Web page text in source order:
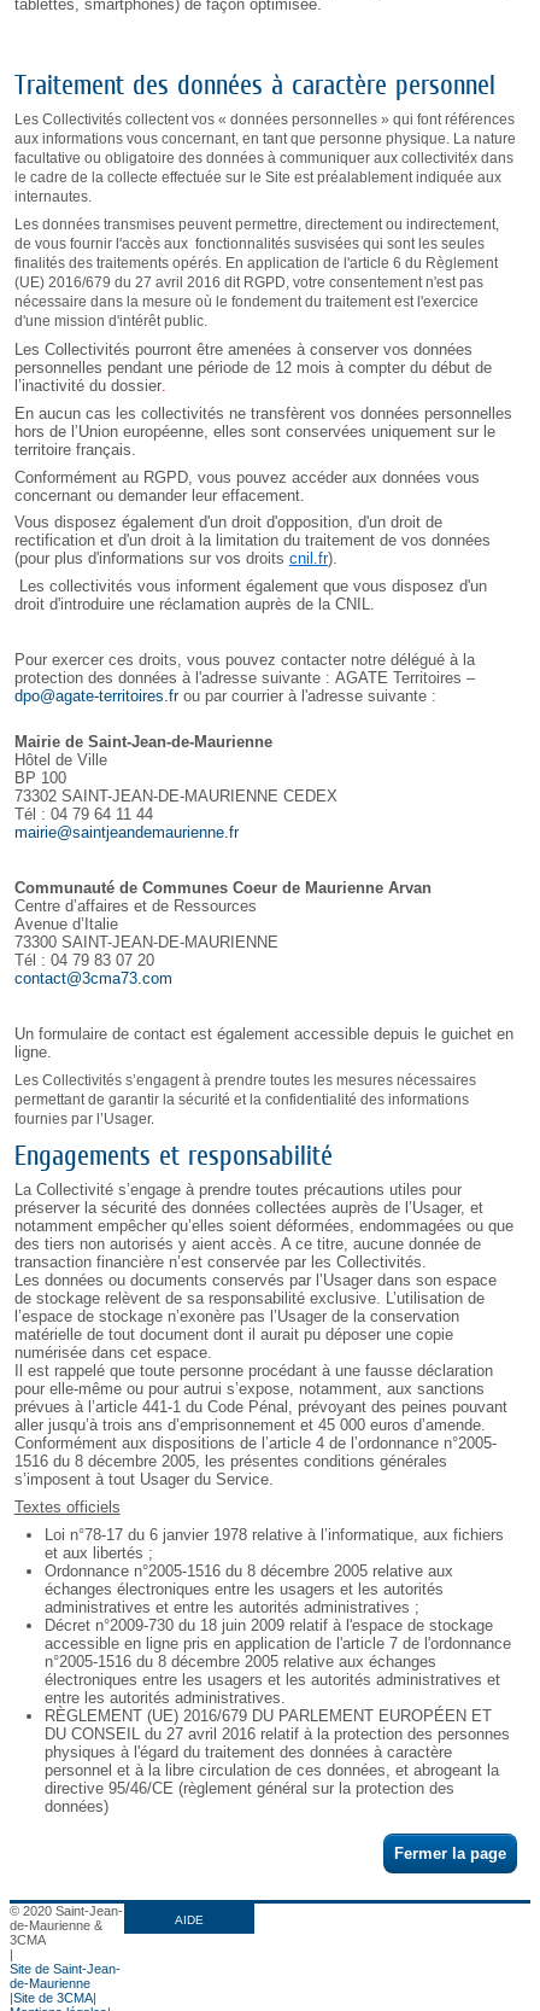
tablettes, smartphones) de façon optimisée.
Traitement des données à caractère personnel
Les Collectivités collectent vos « données personnelles » qui font références
aux informations vous concernant, en tant que personne physique. La nature
facultative ou obligatoire des données à communiquer aux collectivitéx dans
le cadre de la collecte effectuée sur le Site est préalablement indiquée aux
internautes.
Les données transmises peuvent permettre, directement ou indirectement,
de vous fournir l'accès aux fonctionnalités susvisées qui sont les seules
finalités des traitements opérés. En application de l'article 6 du Règlement
(UE) 2016/679 du 27 avril 2016 dit RGPD, votre consentement n'est pas
nécessaire dans la mesure où le fondement du traitement est l'exercice
d'une mission d'intérêt public.
Les Collectivités pourront être amenées à conserver vos données
personnelles pendant une période de 12 mois à compter du début de
l’inactivité du dossier.
En aucun cas les collectivités ne transfèrent vos données personnelles
hors de l’Union européenne, elles sont conservées uniquement sur le
territoire français.
Conformément au RGPD, vous pouvez accéder aux données vous
concernant ou demander leur effacement.
Vous disposez également d'un droit d'opposition, d'un droit de
rectification et d'un droit à la limitation du traitement de vos données
(pour plus d'informations sur vos droits cnil.fr).
Les collectivités vous informent également que vous disposez d'un
droit d'introduire une réclamation auprès de la CNIL.
Pour exercer ces droits, vous pouvez contacter notre délégué à la
protection des données à l'adresse suivante : AGATE Territoires –
dpo@agate-territoires.frou par courrier à l'adresse suivante :
Mairie de Saint-Jean-de-Maurienne
Hôtel de Ville
BP 100
73302 SAINT-JEAN-DE-MAURIENNE CEDEX
Tél : 04 79 64 11 44
mairie@saintjeandemaurienne.fr
Communauté de Communes Coeur de Maurienne Arvan
Centre d’affaires et de Ressources
Avenue d’Italie
73300 SAINT-JEAN-DE-MAURIENNE
Tél : 04 79 83 07 20
contact@3cma73.com
Un formulaire de contact est également accessible depuis le guichet en
ligne.
Les Collectivités s’engagent à prendre toutes les mesures nécessaires
permettant de garantir la sécurité et la confidentialité des informations
fournies par l’Usager.
Engagements et responsabilité
La Collectivité s’engage à prendre toutes précautions utiles pour
préserver la sécurité des données collectées auprès de l’Usager, et
notamment empêcher qu’elles soient déformées, endommagées ou que
des tiers non autorisés y aient accès. A ce titre, aucune donnée de
transaction financière n’est conservée par les Collectivités.
Les données ou documents conservés par l’Usager dans son espace
de stockage relèvent de sa responsabilité exclusive. L’utilisation de
l’espace de stockage n’exonère pas l’Usager de la conservation
matérielle de tout document dont il aurait pu déposer une copie
numérisée dans cet espace.
Il est rappelé que toute personne procédant à une fausse déclaration
pour elle-même ou pour autrui s’expose, notamment, aux sanctions
prévues à l’article 441-1 du Code Pénal, prévoyant des peines pouvant
aller jusqu’à trois ans d’emprisonnement et 45 000 euros d’amende.
Conformément aux dispositions de l’article 4 de l’ordonnance n°2005-
1516 du 8 décembre 2005, les présentes conditions générales
s’imposent à tout Usager du Service.
Textes officiels
Loi n°78-17 du 6 janvier 1978 relative à l’informatique, aux fichiers
et aux libertés ;
Ordonnance n°2005-1516 du 8 décembre 2005 relative aux
échanges électroniques entre les usagers et les autorités
administratives et entre les autorités administratives ;
Décret n°2009-730 du 18 juin 2009 relatif à l'espace de stockage
accessible en ligne pris en application de l'article 7 de l'ordonnance
n°2005-1516 du 8 décembre 2005 relative aux échanges
électroniques entre les usagers et les autorités administratives et
entre les autorités administratives.
RÈGLEMENT (UE) 2016/679 DU PARLEMENT EUROPÉEN ET
DU CONSEIL du 27 avril 2016 relatif à la protection des personnes
physiques à l'égard du traitement des données à caractère
personnel et à la libre circulation de ces données, et abrogeant la
directive 95/46/CE (règlement général sur la protection des
données)
Fermer la page
© 2020 Saint-Jean-
de-Maurienne &
3CMA
|
Site de Saint-Jean-
de-Maurienne
|Site de 3CMA|
AIDE